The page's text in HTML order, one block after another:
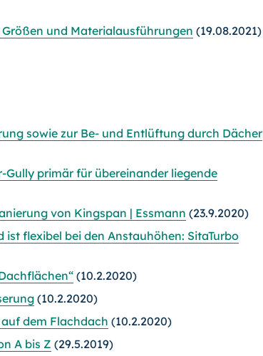
und Materialausführungen (19.08.2021)
sowie zur Be- und Entlüftung durch Dächer
primär für übereinander liegende
von Kingspan | Essmann (23.9.2020)
flexibel bei den Anstauhöhen: SitaTurbo
(10.2.2020)
(10.2.2020)
dem Flachdach (10.2.2020)
A bis Z (29.5.2019)